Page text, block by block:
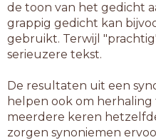
de toon van het gedicht
grappig gedicht kan
gebruikt. Terwijl
serieuzere tekst.
De resultaten uit een
helpen ook om herhaling
meerdere keren
zorgen synoniemen